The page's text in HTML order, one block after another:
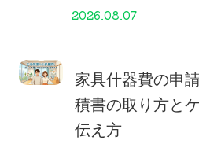
2026.08.07
家具什器費の申
積書の取り方と
伝え方